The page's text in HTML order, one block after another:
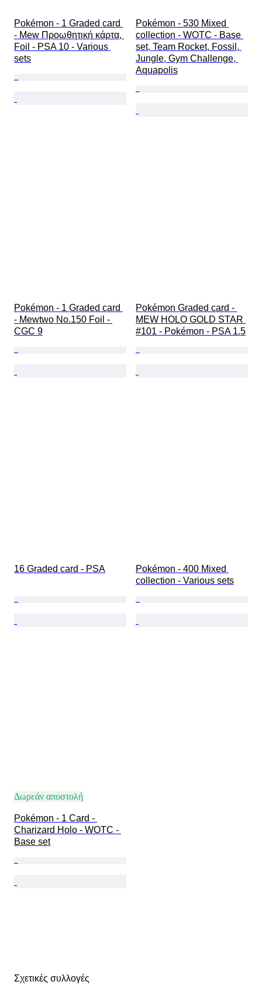
Pokémon - 1 Graded card
- Mew Προωθητική κάρτα,
Foil - PSA 10 - Various
sets
Pokémon - 530 Mixed
collection - WOTC - Base
set, Team Rocket, Fossil,
Jungle, Gym Challenge,
Aquapolis
Pokémon - 1 Graded card
- Mewtwo No.150 Foil -
CGC 9
Pokémon Graded card -
MEW HOLO GOLD STAR
#101 - Pokémon - PSA 1.5
16 Graded card - PSA
Pokémon - 400 Mixed
collection - Various sets
Δωρεάν αποστολή
Pokémon - 1 Card -
Charizard Holo - WOTC -
Base set
Σχετικές συλλογές